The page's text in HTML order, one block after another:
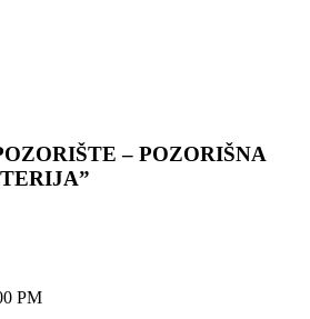
– POZORIŠNA
PM